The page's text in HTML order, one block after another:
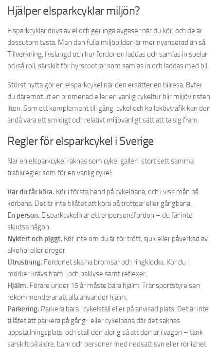
Hjälper elsparkcyklar miljön?
Elsparkcyklar drivs av el och ger inga avgaser när du kör, och de är
dessutom tysta. Men den fulla miljöbilden är mer nyanserad än så.
Tillverkning, livslängd och hur fordonen laddas och samlas in spelar
också roll, särskilt för hyrscootrar som samlas in och laddas med bil.
Störst nytta gör en elsparkcykel när den ersätter en bilresa. Byter
du däremot ut en promenad eller en vanlig cykeltur blir miljövinsten
liten. Som ett komplement till gång, cykel och kollektivtrafik kan den
ändå vara ett smidigt och relativt miljövänligt sätt att ta sig fram.
Regler för elsparkcykel i Sverige
När en elsparkcykel räknas som cykel gäller i stort sett samma
trafikregler som för en vanlig cykel:
Var du får köra. Kör i första hand på cykelbana, och i viss mån på
körbana. Det är inte tillåtet att köra på trottoar eller gångbana.
En person. Elsparkcykeln är ett enpersonsfordon – du får inte
skjutsa någon.
Nyktert och piggt. Kör inte om du är för trött, sjuk eller påverkad av
alkohol eller droger.
Utrustning. Fordonet ska ha bromsar och ringklocka. Kör du i
mörker krävs fram- och baklyse samt reflexer.
Hjälm. Förare under 15 år måste bära hjälm. Transportstyrelsen
rekommenderar att alla använder hjälm.
Parkering. Parkera bara i cykelställ eller på anvisad plats. Det är inte
tillåtet att parkera på gång- eller cykelbana där det saknas
uppställningsplats, och ställ den aldrig så att den är i vägen – tänk
särskilt på äldre, barn och personer med nedsatt syn eller rörlighet.